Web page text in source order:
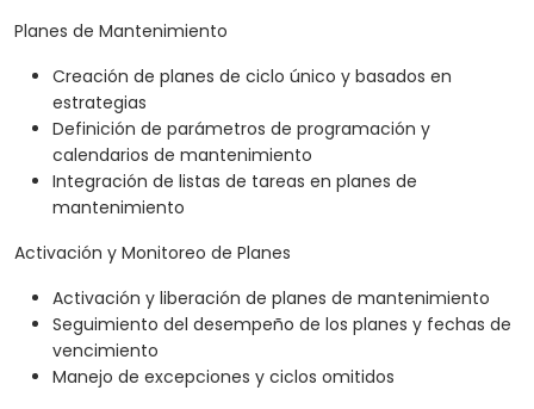
Planes de Mantenimiento
Creación de planes de ciclo único y basados en
estrategias
Definición de parámetros de programación y
calendarios de mantenimiento
Integración de listas de tareas en planes de
mantenimiento
Activación y Monitoreo de Planes
Activación y liberación de planes de mantenimiento
Seguimiento del desempeño de los planes y fechas de
vencimiento
Manejo de excepciones y ciclos omitidos